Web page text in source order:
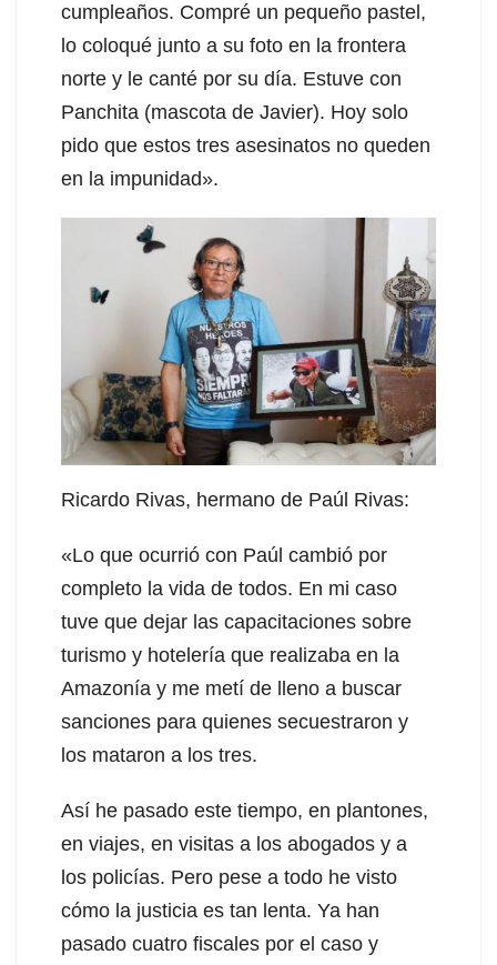
cumpleaños. Compré un pequeño pastel,
lo coloqué junto a su foto en la frontera
norte y le canté por su día. Estuve con
Panchita (mascota de Javier). Hoy solo
pido que estos tres asesinatos no queden
en la impunidad».
Ricardo Rivas, hermano de Paúl Rivas:
«Lo que ocurrió con Paúl cambió por
completo la vida de todos. En mi caso
tuve que dejar las capacitaciones sobre
turismo y hotelería que realizaba en la
Amazonía y me metí de lleno a buscar
sanciones para quienes secuestraron y
los mataron a los tres.
Así he pasado este tiempo, en plantones,
en viajes, en visitas a los abogados y a
los policías. Pero pese a todo he visto
cómo la justicia es tan lenta. Ya han
pasado cuatro fiscales por el caso y